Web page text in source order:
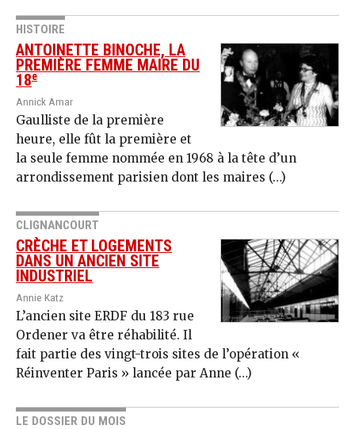
HISTOIRE
ANTOINETTE BINOCHE, LA
PREMIÈRE FEMME MAIRE DU
18e
Annick Amar
Gaulliste de la première
heure, elle fût la première et
la seule femme nommée en 1968 à la tête d’un
arrondissement parisien dont les maires (…)
CLIGNANCOURT
CRÈCHE ET LOGEMENTS
DANS UN ANCIEN SITE
INDUSTRIEL
Annie Katz
L’ancien site ERDF du 183 rue
Ordener va être réhabilité. Il
fait partie des vingt-trois sites de l’opération «
Réinventer Paris » lancée par Anne (…)
LE DOSSIER DU MOIS